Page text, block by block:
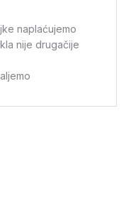
naplaćujemo
nije drugačije